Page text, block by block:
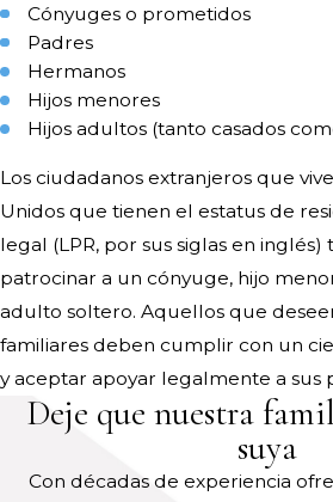
Cónyuges o prometidos
Padres
Hermanos
Hijos menores
Hijos adultos (tanto casados
Los ciudadanos extranjeros que
Unidos que tienen el estatus de
legal (LPR, por sus siglas en
patrocinar a un cónyuge, hijo
adulto soltero. Aquellos que
familiares deben cumplir con un
y aceptar apoyar legalmente a sus
Deje que nuestra
suya
Con décadas de experiencia